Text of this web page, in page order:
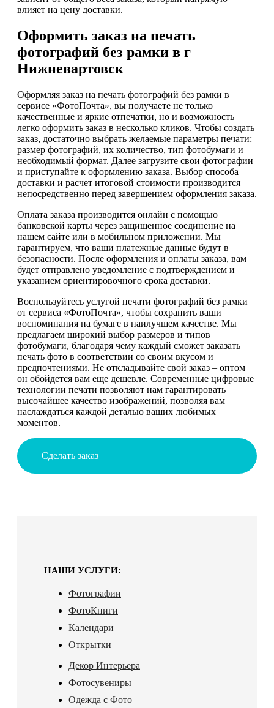
влияет на цену доставки.
Оформить заказ на печать
фотографий без рамки в г
Нижневартовск
Оформляя заказ на печать фотографий без рамки в
сервисе «ФотоПочта», вы получаете не только
качественные и яркие отпечатки, но и возможность
легко оформить заказ в несколько кликов. Чтобы создать
заказ, достаточно выбрать желаемые параметры печати:
размер фотографий, их количество, тип фотобумаги и
необходимый формат. Далее загрузите свои фотографии
и приступайте к оформлению заказа. Выбор способа
доставки и расчет итоговой стоимости производится
непосредственно перед завершением оформления заказа.
Оплата заказа производится онлайн с помощью
банковской карты через защищенное соединение на
нашем сайте или в мобильном приложении. Мы
гарантируем, что ваши платежные данные будут в
безопасности. После оформления и оплаты заказа, вам
будет отправлено уведомление с подтверждением и
указанием ориентировочного срока доставки.
Воспользуйтесь услугой печати фотографий без рамки
от сервиса «ФотоПочта», чтобы сохранить ваши
воспоминания на бумаге в наилучшем качестве. Мы
предлагаем широкий выбор размеров и типов
фотобумаги, благодаря чему каждый сможет заказать
печать фото в соответствии со своим вкусом и
предпочтениями. Не откладывайте свой заказ – оптом
он обойдется вам еще дешевле. Современные цифровые
технологии печати позволяют нам гарантировать
высочайшее качество изображений, позволяя вам
наслаждаться каждой деталью ваших любимых
моментов.
Сделать заказ
НАШИ УСЛУГИ:
Фотографии
ФотоКниги
Календари
Открытки
Декор Интерьера
Фотосувениры
Одежда с Фото